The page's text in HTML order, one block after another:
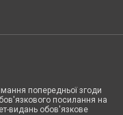
попередньої згоди
посилання на
видань обов'язкове